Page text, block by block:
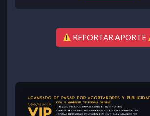
REPORTAR APORTE